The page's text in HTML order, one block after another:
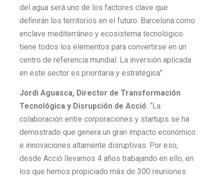
del agua será uno de los factores clave que
definirán los territorios en el futuro. Barcelona como
enclave mediterráneo y ecosistema tecnológico
tiene todos los elementos para convertirse en un
centro de referencia mundial. La inversión aplicada
en este sector es prioritaria y estratégica”.
Jordi Aguasca, Director de Transformación
Tecnológica y Disrupción de Acció: “La
colaboración entre corporaciones y startups se ha
demostrado que genera un gran impacto económico
e innovaciones altamente disruptivas. Por eso,
desde Acció llevamos 4 años trabajando en ello, en
los que hemos propiciado más de 300 reuniones